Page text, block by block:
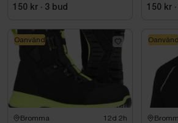
150 kr · 3 bud 150 kr ·
Bromma 12d 2h
Oanvänd Oanvänd